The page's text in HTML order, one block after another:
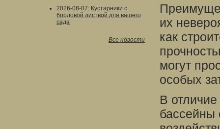
2026-08-07: Кустарники с
бордовой листвой для вашего
сада
Все новости
их
как
могут
особых
В
бассейны